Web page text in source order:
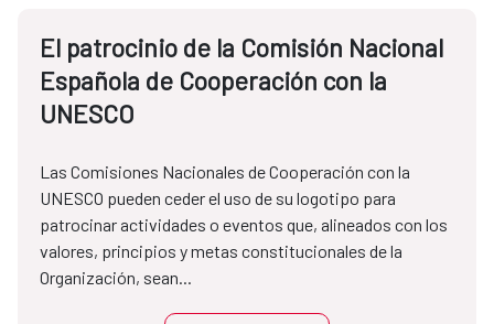
El patrocinio de la Comisión Nacional
Española de Cooperación con la
UNESCO
Las Comisiones Nacionales de Cooperación con la
UNESCO pueden ceder el uso de su logotipo para
patrocinar actividades o eventos que, alineados con los
valores, principios y metas constitucionales de la
Organización, sean...